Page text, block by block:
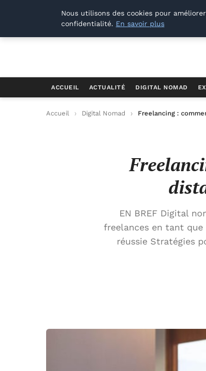
Offways.fr
ACCUEIL ACTUALITÉ DIGITAL NOMAD
Accueil Digital Nomad Freelancing :
EN BREF Digital
freelances en tant
réussie Stratégies
Nous utilisons des cookies pour
confidentialité. En savoir plus